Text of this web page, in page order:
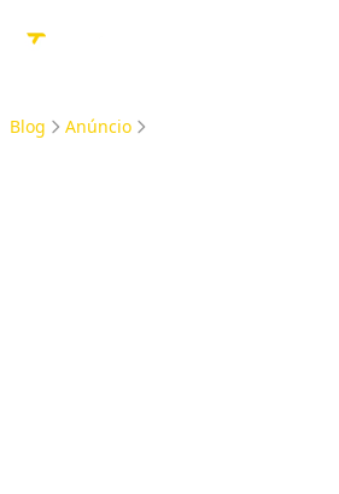
Blog Anúncio